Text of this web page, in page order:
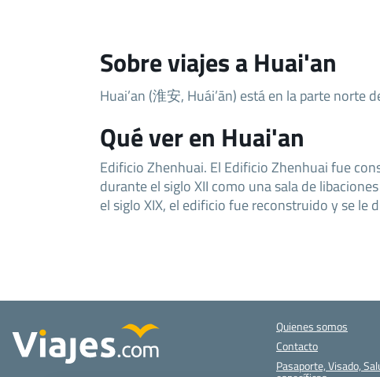
Sobre viajes a Huai'an
Huai’an (淮安, Huái’ān) está en la parte norte
Qué ver en Huai'an
Edificio Zhenhuai. El Edificio Zhenhuai fue
durante el siglo XII como una sala de
el siglo XIX, el edificio fue reconstruido y se le
Quienes somos
Contacto
Pasaporte, Visado,